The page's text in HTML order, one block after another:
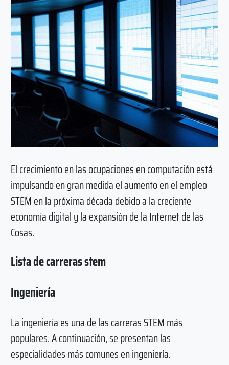
El crecimiento en las ocupaciones en computación está
impulsando en gran medida el aumento en el empleo
STEM en la próxima década debido a la creciente
economía digital y la expansión de la Internet de las
Cosas.
Lista de carreras stem
Ingeniería
La ingeniería es una de las carreras STEM más
populares. A continuación, se presentan las
especialidades más comunes en ingeniería.